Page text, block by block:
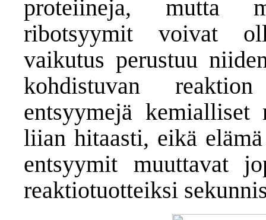
proteiineja, mutta
ribotsyymit voivat
vaikutus perustuu
kohdistuvan
entsyymejä kemialliset
liian hitaasti, eikä
entsyymit muuttavat
reaktiotuotteiksi